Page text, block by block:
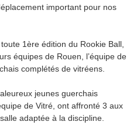
important pour nos
1ère édition du Rookie Ball,
équipes de Rouen, l’équipe de
complétés de vitréens.
jeunes guerchais
de Vitré, ont affronté 3 aux
adaptée à la discipline.